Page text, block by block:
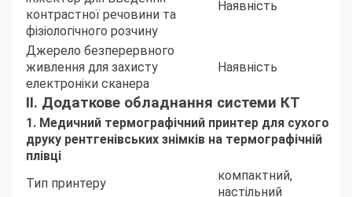
контрастної речовини та
фізіологічного розчину
Наявність
Джерело безперервного
живлення для захисту
електроніки сканера
Наявність
II. Додаткове обладнання системи КТ
1. Медичний термографічний принтер для сухого
друку рентгенівських знімків на термографічній
плівці
Тип принтеру
компактний,
настільний